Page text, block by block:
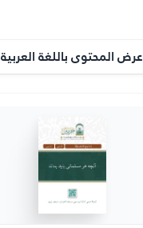
عرض المحتوى باللغة العربية